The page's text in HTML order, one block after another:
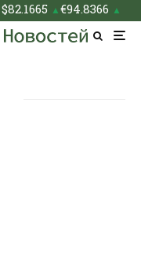
$82.1665 ▲€94.8366 ▲